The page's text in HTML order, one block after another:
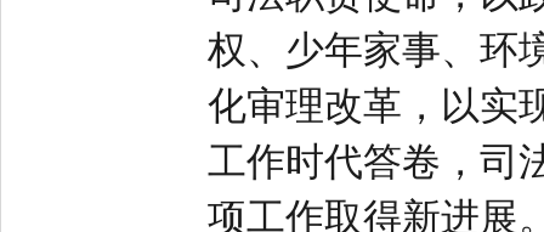
权、少年家事、环
化审理改革，以实
工作时代答卷，司
项工作取得新进展